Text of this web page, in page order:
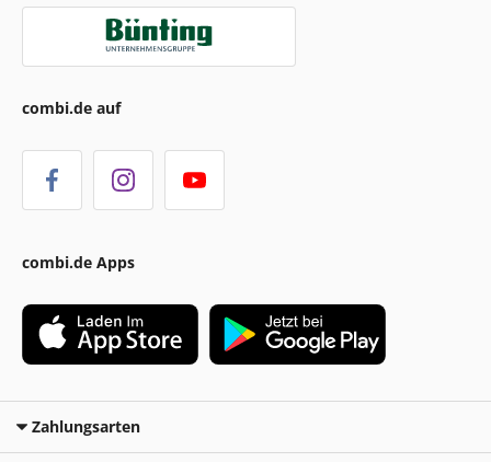
combi.de auf
combi.de Apps
Zahlungsarten